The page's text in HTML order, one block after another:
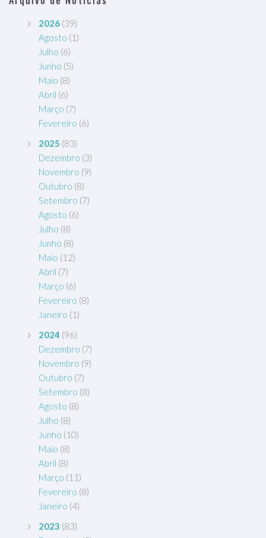
2026 (39)
Agosto (1)
Julho (6)
Junho (5)
Maio (8)
Abril (6)
Março (7)
Fevereiro (6)
2025 (83)
Dezembro (3)
Novembro (9)
Outubro (8)
Setembro (7)
Agosto (6)
Julho (8)
Junho (8)
Maio (12)
Abril (7)
Março (6)
Fevereiro (8)
Janeiro (1)
2024 (96)
Dezembro (7)
Novembro (9)
Outubro (7)
Setembro (8)
Agosto (8)
Julho (8)
Junho (10)
Maio (8)
Abril (8)
Março (11)
Fevereiro (8)
Janeiro (4)
2023 (83)